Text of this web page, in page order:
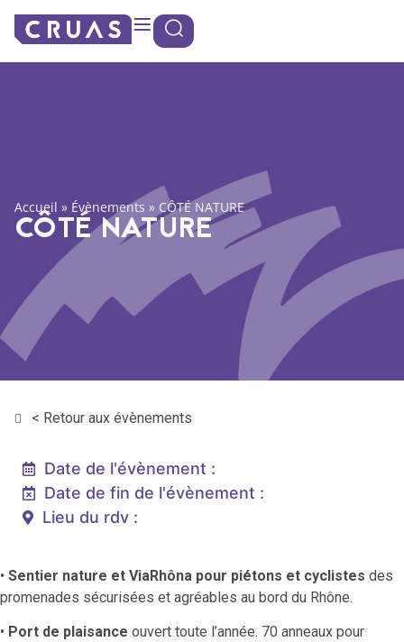
Panneau de gestion des cookies
Accueil » Évènements » CÔTÉ NATURE
CÔTÉ NATURE
< Retour aux évènements
Date de l'évènement :
Date de fin de l'évènement :
Lieu du rdv :
• Sentier nature et ViaRhôna pour piétons et cyclistes des
promenades sécurisées et agréables au bord du Rhône.
• Port de plaisance ouvert toute l’année. 70 anneaux pour